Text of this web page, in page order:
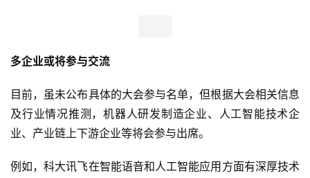
多企业或将参与交流
目前，虽未公布具体的大会参与名单，但根据大会相关信息
及行业情况推测，机器人研发制造企业、人工智能技术企
业、产业链上下游企业等将会参与出席。
例如，科大讯飞在智能语音和人工智能应用方面有深厚技术